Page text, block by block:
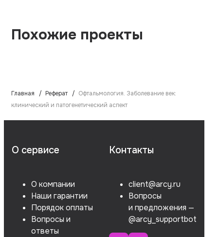
Похожие проекты
Главная Реферат
Офтальмология. Заболевание век:
клинический и патогенетический аспект
О сервисе
О компании
Наши гарантии
Порядок оплаты
Вопросы и
ответы
Контакты
client@arcy.ru
Вопросы
и предложения —
@arcy_supportbot